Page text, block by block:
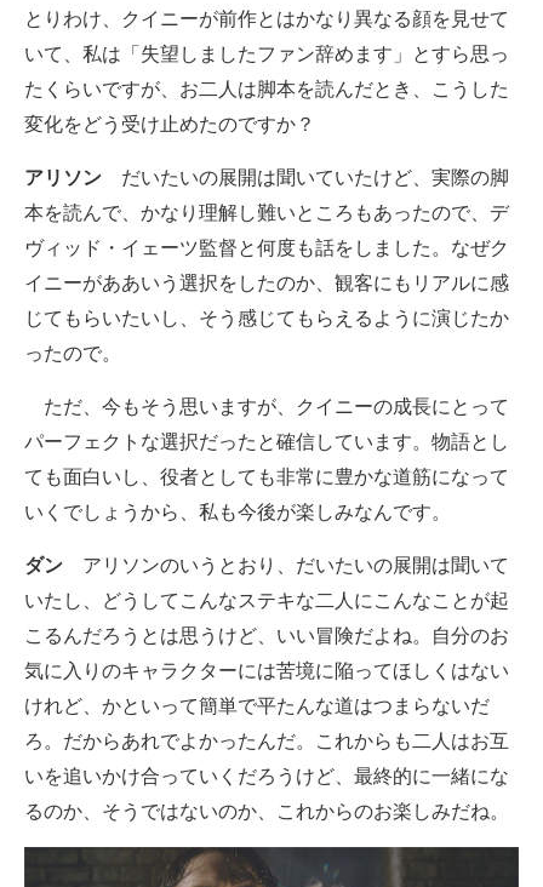
とりわけ、クイニーが前作とはかなり異なる顔を見せて
いて、私は「失望しましたファン辞めます」とすら思っ
たくらいですが、お二人は脚本を読んだとき、こうした
変化をどう受け止めたのですか？
アリソン だいたいの展開は聞いていたけど、実際の脚
本を読んで、かなり理解し難いところもあったので、デ
ヴィッド・イェーツ監督と何度も話をしました。なぜク
イニーがああいう選択をしたのか、観客にもリアルに感
じてもらいたいし、そう感じてもらえるように演じたか
ったので。
ただ、今もそう思いますが、クイニーの成長にとって
パーフェクトな選択だったと確信しています。物語とし
ても面白いし、役者としても非常に豊かな道筋になって
いくでしょうから、私も今後が楽しみなんです。
ダン アリソンのいうとおり、だいたいの展開は聞いて
いたし、どうしてこんなステキな二人にこんなことが起
こるんだろうとは思うけど、いい冒険だよね。自分のお
気に入りのキャラクターには苦境に陥ってほしくはない
けれど、かといって簡単で平たんな道はつまらないだ
ろ。だからあれでよかったんだ。これからも二人はお互
いを追いかけ合っていくだろうけど、最終的に一緒にな
るのか、そうではないのか、これからのお楽しみだね。